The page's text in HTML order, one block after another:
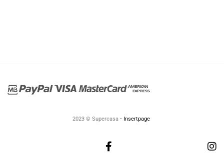
2023 © Supercasa • Insertpage